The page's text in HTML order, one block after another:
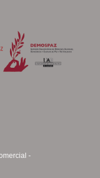
-